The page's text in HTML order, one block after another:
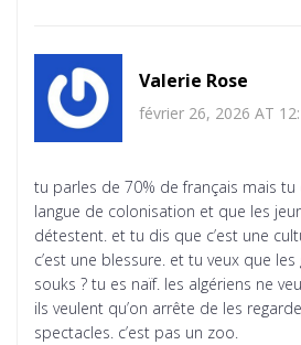
Valerie Rose
février 26, 2026 AT
tu parles de 70% de français mais tu
langue de colonisation et que les
détestent. et tu dis que c’est une
c’est une blessure. et tu veux que
souks ? tu es naïf. les algériens ne
ils veulent qu’on arrête de les
spectacles. c’est pas un zoo.